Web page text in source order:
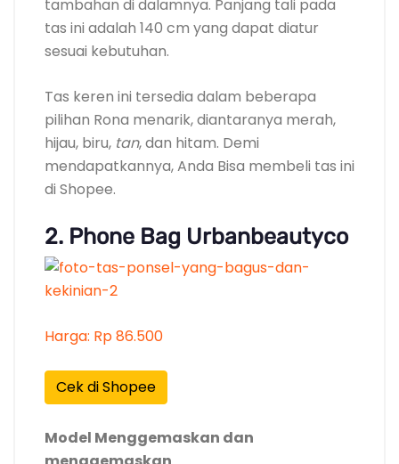
tambahan di dalamnya. Panjang tali pada
tas ini adalah 140 cm yang dapat diatur
sesuai kebutuhan.
Tas keren ini tersedia dalam beberapa
pilihan Rona menarik, diantaranya merah,
hijau, biru, tan, dan hitam. Demi
mendapatkannya, Anda Bisa membeli tas ini
di Shopee.
2. Phone Bag Urbanbeautyco
Harga: Rp 86.500
Cek di Shopee
Model Menggemaskan dan